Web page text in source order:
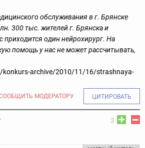
обслуживания в г. Брянске
300 тыс. жителей г. Брянска и
приходится один нейрохирург. На
помощь у нас не может рассчитывать,
archive/2010/11/16/strashnaya-
МОДЕРАТОРУ ЦИТИРОВАТЬ
3